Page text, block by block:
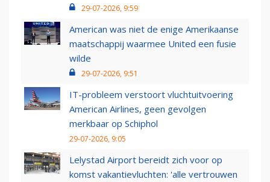
29-07-2026, 9:59
American was niet de enige Amerikaanse
maatschappij waarmee United een fusie
wilde
29-07-2026, 9:51
IT-probleem verstoort vluchtuitvoering
American Airlines, geen gevolgen
merkbaar op Schiphol
29-07-2026, 9:05
Lelystad Airport bereidt zich voor op
komst vakantievluchten: 'alle vertrouwen